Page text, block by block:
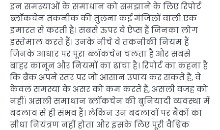
इन समस्याओं के समाधान को समझाने के लिए रिपोर्ट
ब्लॉकचेन तकनीक की तुलना कई मंजिलों वाली एक
इमारत से करती है। सबसे ऊपर वे ऐप्स हैं जिनका लोग
इस्तेमाल करते हैं। उनके नीचे वे तकनीकी नियम हैं
जिनके आधार पर पूरा ब्लॉकचेन चलता है और सबसे
बाहर कानून और नियमों का ढांचा है। रिपोर्ट का कहना है
कि बैंक अपने स्तर पर जो आसान उपाय कर सकते हैं, वे
केवल समस्या के असर को कम करते हैं, असली वजह को
नहीं। असली समाधान ब्लॉकचेन की बुनियादी व्यवस्था में
बदलाव से ही संभव हैं। लेकिन उन बदलावों पर बैंकों का
सीधा नियंत्रण नहीं होता और इसके लिए पूरी वैश्विक